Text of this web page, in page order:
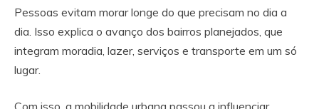
Pessoas evitam morar longe do que precisam no dia a
dia. Isso explica o avanço dos bairros planejados, que
integram moradia, lazer, serviços e transporte em um só
lugar.